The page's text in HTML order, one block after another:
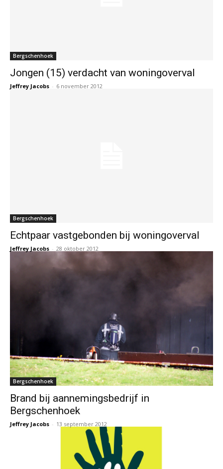
Bergschenhoek
Jongen (15) verdacht van woningoverval
Jeffrey Jacobs - 6 november 2012
Bergschenhoek
Echtpaar vastgebonden bij woningoverval
Jeffrey Jacobs - 28 oktober 2012
Bergschenhoek
Brand bij aannemingsbedrijf in
Bergschenhoek
Jeffrey Jacobs - 13 september 2012